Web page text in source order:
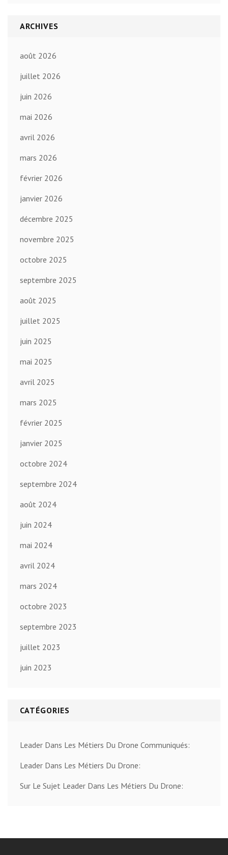
ARCHIVES
août 2026
juillet 2026
juin 2026
mai 2026
avril 2026
mars 2026
février 2026
janvier 2026
décembre 2025
novembre 2025
octobre 2025
septembre 2025
août 2025
juillet 2025
juin 2025
mai 2025
avril 2025
mars 2025
février 2025
janvier 2025
octobre 2024
septembre 2024
août 2024
juin 2024
mai 2024
avril 2024
mars 2024
octobre 2023
septembre 2023
juillet 2023
juin 2023
CATÉGORIES
Leader Dans Les Métiers Du Drone Communiqués:
Leader Dans Les Métiers Du Drone:
Sur Le Sujet Leader Dans Les Métiers Du Drone: